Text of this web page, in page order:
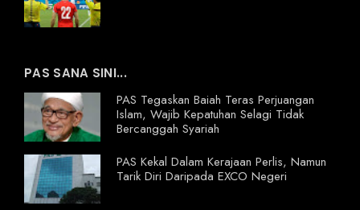
PAS SANA SINI...
PAS Tegaskan Baiah Teras Perjuangan
Islam, Wajib Kepatuhan Selagi Tidak
Bercanggah Syariah
PAS Kekal Dalam Kerajaan Perlis, Namun
Tarik Diri Daripada EXCO Negeri